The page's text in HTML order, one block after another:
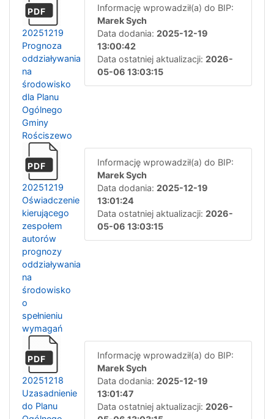
PDF
20251219
Prognoza
oddziaływania
na
środowisko
dla Planu
Ogólnego
Gminy
Rościszewo
Informację wprowadził(a) do BIP:
Marek Sych
Data dodania: 2025-12-19
13:00:42
Data ostatniej aktualizacji: 2026-
05-06 13:03:15
PDF
20251219
Oświadczenie
kierującego
zespołem
autorów
prognozy
oddziaływania
na
środowisko
o
spełnieniu
wymagań
Informację wprowadził(a) do BIP:
Marek Sych
Data dodania: 2025-12-19
13:01:24
Data ostatniej aktualizacji: 2026-
05-06 13:03:15
PDF
20251218
Uzasadnienie
do Planu
Informację wprowadził(a) do BIP:
Marek Sych
Data dodania: 2025-12-19
13:01:47
Data ostatniej aktualizacji: 2026-